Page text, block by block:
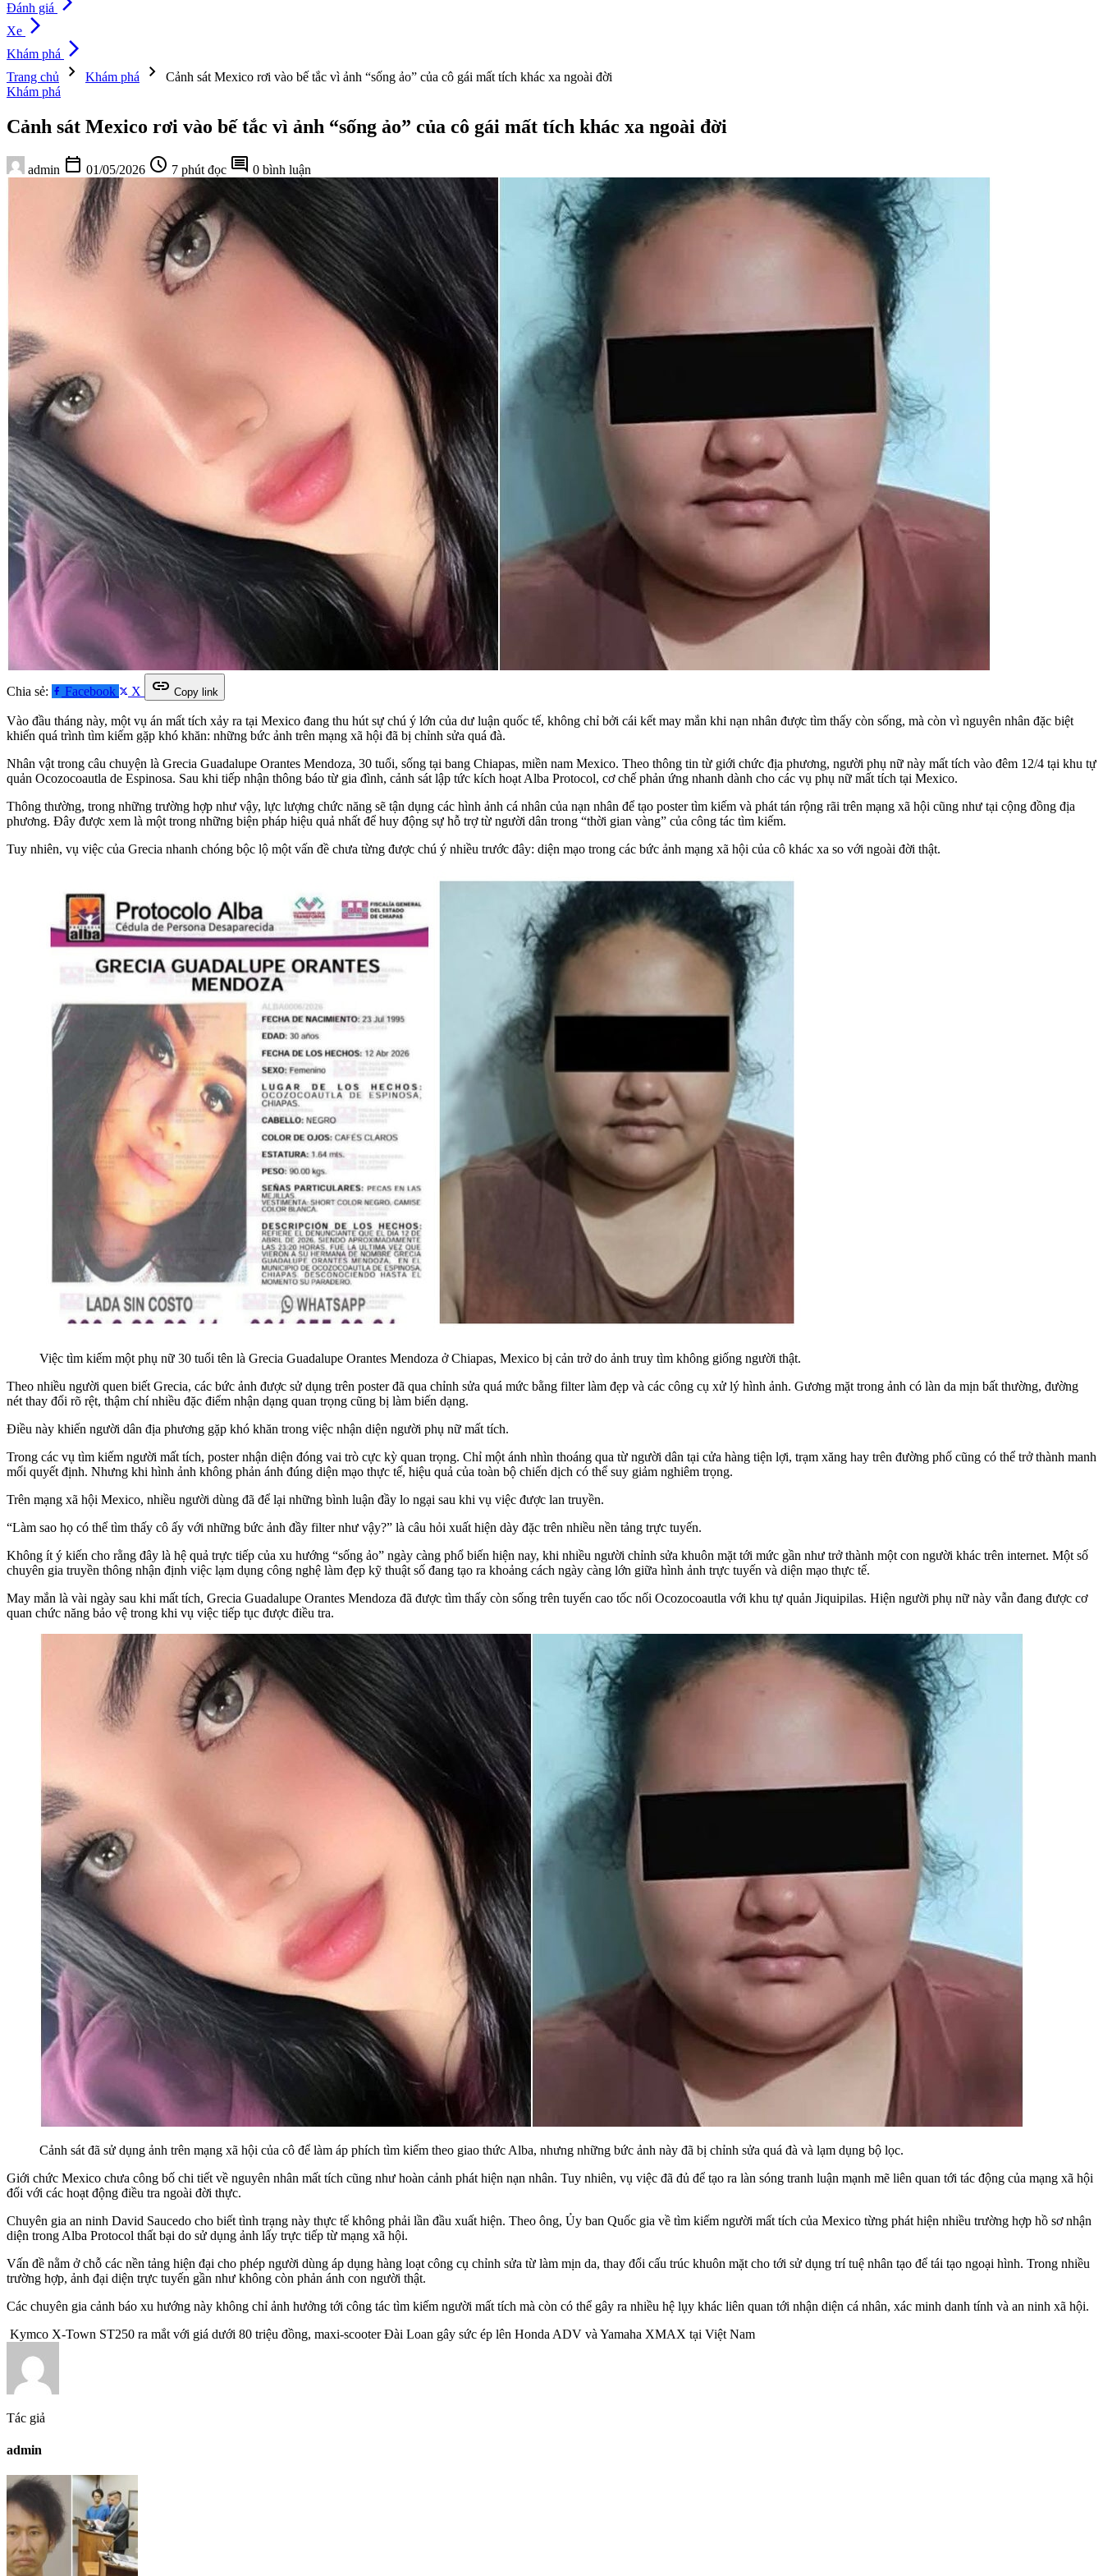
Đánh giá
Xe arrow_forward_ios
Khám phá arrow_forward_ios
Trang chủ chevron_right Khám phá chevron_right
Cảnh sát Mexico rơi vào bế tắc vì ảnh “sống ảo” của cô gái mất tích khác xa ngoài đời
Khám phá
Cảnh sát Mexico rơi vào bế tắc vì ảnh “sống ảo” của cô gái mất tích khác xa ngoài đời
admin calendar_today 01/05/2026 schedule 7 phút đọc comment 0 bình luận
Chia sẻ: Facebook X link Copy link
Vào đầu tháng này, một vụ án mất tích xảy ra tại Mexico đang thu hút sự chú ý lớn của dư luận quốc tế, không chỉ bởi cái kết may mắn khi nạn nhân được tìm thấy còn sống, mà còn vì nguyên nhân đặc biệt
khiến quá trình tìm kiếm gặp khó khăn: những bức ảnh trên mạng xã hội đã bị chỉnh sửa quá đà.
Nhân vật trong câu chuyện là Grecia Guadalupe Orantes Mendoza, 30 tuổi, sống tại bang Chiapas, miền nam Mexico. Theo thông tin từ giới chức địa phương, người phụ nữ này mất tích vào đêm 12/4 tại khu tự
quản Ocozocoautla de Espinosa. Sau khi tiếp nhận thông báo từ gia đình, cảnh sát lập tức kích hoạt Alba Protocol, cơ chế phản ứng nhanh dành cho các vụ phụ nữ mất tích tại Mexico.
Thông thường, trong những trường hợp như vậy, lực lượng chức năng sẽ tận dụng các hình ảnh cá nhân của nạn nhân để tạo poster tìm kiếm và phát tán rộng rãi trên mạng xã hội cũng như tại cộng đồng địa
phương. Đây được xem là một trong những biện pháp hiệu quả nhất để huy động sự hỗ trợ từ người dân trong “thời gian vàng” của công tác tìm kiếm.
Tuy nhiên, vụ việc của Grecia nhanh chóng bộc lộ một vấn đề chưa từng được chú ý nhiều trước đây: diện mạo trong các bức ảnh mạng xã hội của cô khác xa so với ngoài đời thật.
Việc tìm kiếm một phụ nữ 30 tuổi tên là Grecia Guadalupe Orantes Mendoza ở Chiapas, Mexico bị cản trở do ảnh truy tìm không giống người thật.
Theo nhiều người quen biết Grecia, các bức ảnh được sử dụng trên poster đã qua chỉnh sửa quá mức bằng filter làm đẹp và các công cụ xử lý hình ảnh. Gương mặt trong ảnh có làn da mịn bất thường, đường
nét thay đổi rõ rệt, thậm chí nhiều đặc điểm nhận dạng quan trọng cũng bị làm biến dạng.
Điều này khiến người dân địa phương gặp khó khăn trong việc nhận diện người phụ nữ mất tích.
Trong các vụ tìm kiếm người mất tích, poster nhận diện đóng vai trò cực kỳ quan trọng. Chỉ một ánh nhìn thoáng qua từ người dân tại cửa hàng tiện lợi, trạm xăng hay trên đường phố cũng có thể trở thành manh
mối quyết định. Nhưng khi hình ảnh không phản ánh đúng diện mạo thực tế, hiệu quả của toàn bộ chiến dịch có thể suy giảm nghiêm trọng.
Trên mạng xã hội Mexico, nhiều người dùng đã để lại những bình luận đầy lo ngại sau khi vụ việc được lan truyền.
“Làm sao họ có thể tìm thấy cô ấy với những bức ảnh đầy filter như vậy?” là câu hỏi xuất hiện dày đặc trên nhiều nền tảng trực tuyến.
Không ít ý kiến cho rằng đây là hệ quả trực tiếp của xu hướng “sống ảo” ngày càng phổ biến hiện nay, khi nhiều người chỉnh sửa khuôn mặt tới mức gần như trở thành một con người khác trên internet. Một số
chuyên gia truyền thông nhận định việc lạm dụng công nghệ làm đẹp kỹ thuật số đang tạo ra khoảng cách ngày càng lớn giữa hình ảnh trực tuyến và diện mạo thực tế.
May mắn là vài ngày sau khi mất tích, Grecia Guadalupe Orantes Mendoza đã được tìm thấy còn sống trên tuyến cao tốc nối Ocozocoautla với khu tự quản Jiquipilas. Hiện người phụ nữ này vẫn đang được cơ
quan chức năng bảo vệ trong khi vụ việc tiếp tục được điều tra.
Cảnh sát đã sử dụng ảnh trên mạng xã hội của cô để làm áp phích tìm kiếm theo giao thức Alba, nhưng những bức ảnh này đã bị chỉnh sửa quá đà và lạm dụng bộ lọc.
Giới chức Mexico chưa công bố chi tiết về nguyên nhân mất tích cũng như hoàn cảnh phát hiện nạn nhân. Tuy nhiên, vụ việc đã đủ để tạo ra làn sóng tranh luận mạnh mẽ liên quan tới tác động của mạng xã hội
đối với các hoạt động điều tra ngoài đời thực.
Chuyên gia an ninh David Saucedo cho biết tình trạng này thực tế không phải lần đầu xuất hiện. Theo ông, Ủy ban Quốc gia về tìm kiếm người mất tích của Mexico từng phát hiện nhiều trường hợp hồ sơ nhận
diện trong Alba Protocol thất bại do sử dụng ảnh lấy trực tiếp từ mạng xã hội.
Vấn đề nằm ở chỗ các nền tảng hiện đại cho phép người dùng áp dụng hàng loạt công cụ chỉnh sửa từ làm mịn da, thay đổi cấu trúc khuôn mặt cho tới sử dụng trí tuệ nhân tạo để tái tạo ngoại hình. Trong nhiều
trường hợp, ảnh đại diện trực tuyến gần như không còn phản ánh con người thật.
Các chuyên gia cảnh báo xu hướng này không chỉ ảnh hưởng tới công tác tìm kiếm người mất tích mà còn có thể gây ra nhiều hệ lụy khác liên quan tới nhận diện cá nhân, xác minh danh tính và an ninh xã hội.
Kymco X-Town ST250 ra mắt với giá dưới 80 triệu đồng, maxi-scooter Đài Loan gây sức ép lên Honda ADV và Yamaha XMAX tại Việt Nam
Tác giả
admin